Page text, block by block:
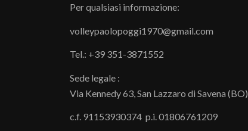
Per qualsiasi informazione:
volleypaolopoggi1970@gmail.com
Tel.: +39 351-3871552
Sede legale :
Via Kennedy 63, San Lazzaro di Savena (BO)
c.f. 91153930374 p.i. 01806761209